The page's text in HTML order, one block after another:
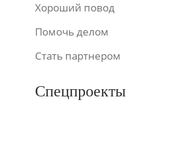
Хороший повод
Помочь делом
Стать партнером
Спецпроекты